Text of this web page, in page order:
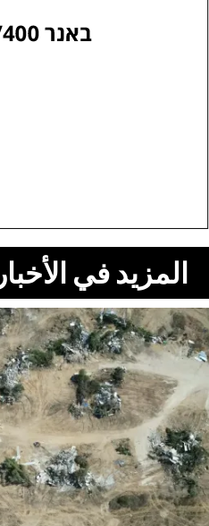
المزيد في